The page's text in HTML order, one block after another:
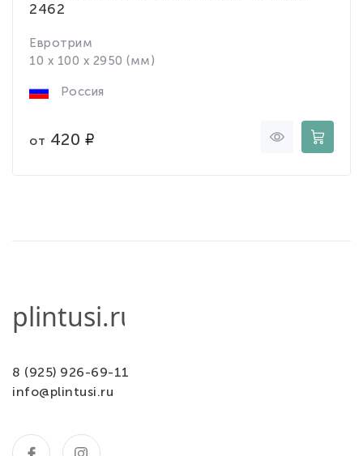
2462
Евротрим
10 x 100 x 2950 (мм)
Россия
от 420
8 (925) 926-69-11
info@plintusi.ru